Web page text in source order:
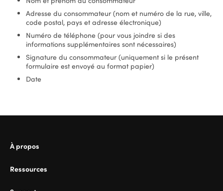
Adresse du consommateur (nom et numéro de la rue, ville,
code postal, pays et adresse électronique)
Numéro de téléphone (pour vous joindre si des
informations supplémentaires sont nécessaires)
Signature du consommateur (uniquement si le présent
formulaire est envoyé au format papier)
Date
À propos
Ressources